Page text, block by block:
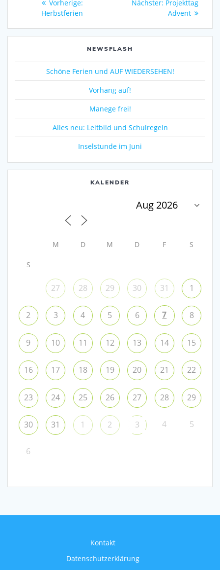
Vorherige:Vorheriger
Beitrag:
Herbstferien
Nächster: Nächster
Beitrag:
Projekttag
Advent
NEWSFLASH
Schöne Ferien und AUF WIEDERSEHEN!
Vorhang auf!
Manege frei!
Alles neu: Leitbild und Schulregeln
Inselstunde im Juni
KALENDER
M D M D F S
S
27 28 29 30 31 1
2 3 4 5 6 7 8
9 10 11 12 13 14 15
16 17 18 19 20 21 22
23 24 25 26 27 28 29
30 31 1 2 3 4 5
6
Kontakt
Datenschutzerklärung